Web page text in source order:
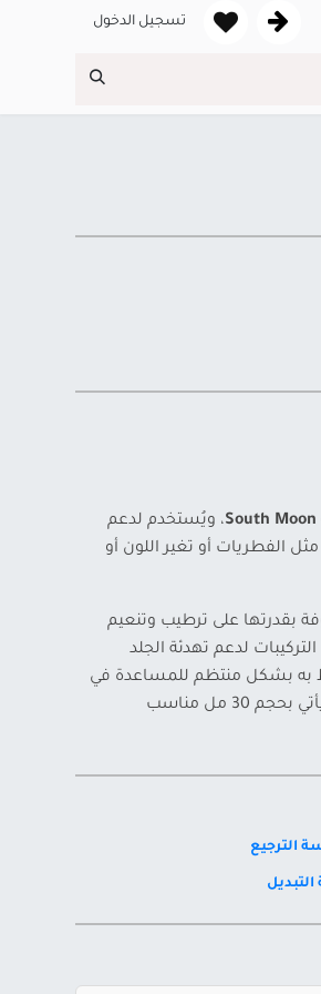
تسجيل الدخول
South Moon، ويُستخدم لدعم
الفطريات أو تغير اللون أو
بقدرتها على ترطيب وتنعيم
لدعم تهدئة الجلد
به بشكل منتظم للمساعدة في
تحسين المظهر العام للأظافر مع الاستخدام المستمر، ويأتي بحجم 30 مل مناسب
الترجيع